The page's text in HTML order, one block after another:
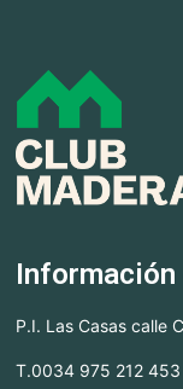
Información
P.I. Las Casas calle
T.0034 975 212 453